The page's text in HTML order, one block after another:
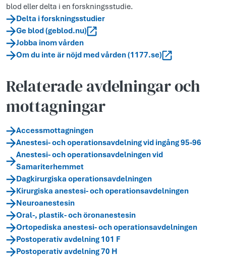
blod eller delta i en forskningsstudie.
Delta i forskningsstudier
Ge blod (geblod.nu)
Jobba inom vården
Om du inte är nöjd med vården (1177.se)
Relaterade avdelningar och
mottagningar
Accessmottagningen
Anestesi- och operationsavdelning vid ingång 95-96
Anestesi- och operationsavdelningen vid
Samariterhemmet
Dagkirurgiska operationsavdelningen
Kirurgiska anestesi- och operationsavdelningen
Neuroanestesin
Oral-, plastik- och öronanestesin
Ortopediska anestesi- och operationsavdelningen
Postoperativ avdelning 101 F
Postoperativ avdelning 70 H